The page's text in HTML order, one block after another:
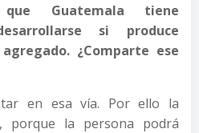
Guatemala tiene
si produce
¿Comparte ese
en esa vía. Por ello la
porque la persona podrá